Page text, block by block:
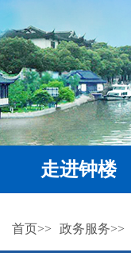
走进钟楼
首页>> 政务服务>>